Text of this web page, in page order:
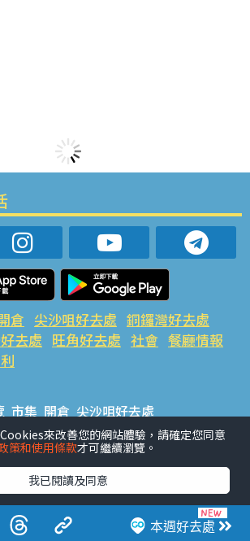
本週好去處
倉 尖沙咀好去處 銅鑼灣好去處
去處 旺角好去處 社會 餐廳情報
市集 開倉 尖沙咀好去處
好去處 荃灣好去處 旺角好去處 社會
氣活動推介 #美食社群熱話
#ULifestyle應用程式
#限時搶
來改善您的網站體驗，請確定您同意
策和使用條款才可繼續瀏覽。
我已閱讀及同意